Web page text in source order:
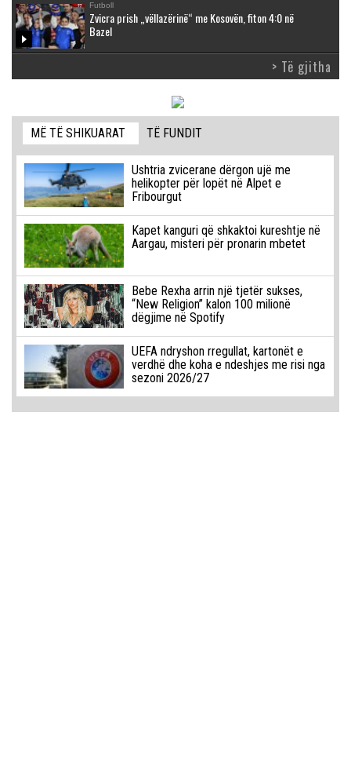
Futboll
Zvicra prish „vëllazërinë“ me Kosovën, fiton 4:0 në
Bazel
> Të gjitha
MË TË SHIKUARAT TË FUNDIT
Ushtria zvicerane dërgon ujë me
helikopter për lopët në Alpet e
Fribourgut
Kapet kanguri që shkaktoi kureshtje në
Aargau, misteri për pronarin mbetet
Bebe Rexha arrin një tjetër sukses,
“New Religion” kalon 100 milionë
dëgjime në Spotify
UEFA ndryshon rregullat, kartonët e
verdhë dhe koha e ndeshjes me risi nga
sezoni 2026/27